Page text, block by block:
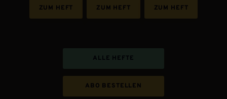
ZUM HEFT ZUM HEFT ZUM HEFT
ALLE HEFTE
ABO BESTELLEN